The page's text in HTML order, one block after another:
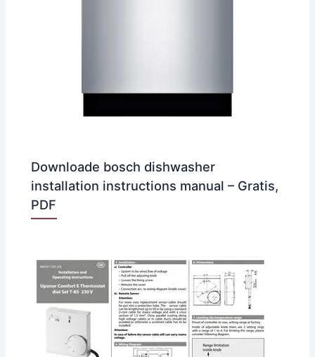
Downloade bosch dishwasher
installation instructions manual – Gratis,
PDF